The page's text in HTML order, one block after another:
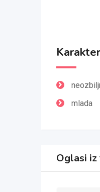
mlada
Oglasi